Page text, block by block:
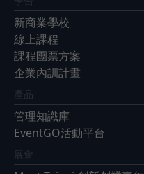
新商業學校
線上課程
課程團票方案
企業內訓計畫
產品
管理知識庫
EventGO活動平台
展會